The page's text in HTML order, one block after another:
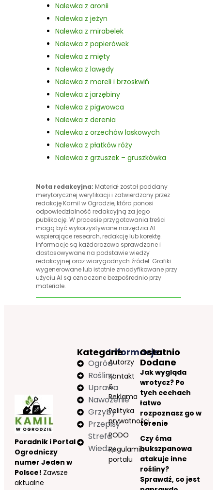
Nalewka z aronii
Nalewka z jeżyn
Nalewka z mirabelek
Nalewka z papierówek
Nalewka z mięty
Nalewka z lawędy
Nalewka z moreli i brzoskwiń
Nalewka z jarzębiny
Nalewka z pigwowca
Nalewka z derenia
Nalewka z orzechów laskowych
Nalewka z płatków róży
Nalewka z grzuszek – gruszkówka
Nota redakcyjna: Materiał został poddany
merytorycznej weryfikacji i zatwierdzony przez
redakcję Kamil w Ogrodzie, która ponosi
odpowiedzialność redakcyjną za jego
publikację. W procesie przygotowania treści
mogą być wykorzystywane narzędzia AI
wspierające research, redakcję lub korektę.
Informacje są każdorazowo sprawdzane i
dostosowywane na podstawie wiedzy
redakcyjnej oraz wiarygodnych źródeł. Grafiki
wygenerowane lub istotnie zmodyfikowane przy
użyciu AI są oznaczane bezpośrednio przy
materiale.
Poradnik i Portal
Ogrodniczy
numer Jeden w
Polsce! Zawsze
aktualne
Informacje
Autorzy
Kontakt
&
Reklama
Polityka
prywatności
RODO
Regulamin
portalu
Kategorie
Ogród
Rośliny
Uprawa
Nawożenie
Grzyby
Przepisy
Strefa
Wiedzy
Ostatnio
Dodane
Jak wygląda
wrotycz? Po
tych cechach
łatwo
rozpoznasz go w
terenie
Czy ćma
bukszpanowa
atakuje inne
rośliny?
Sprawdź, co jest